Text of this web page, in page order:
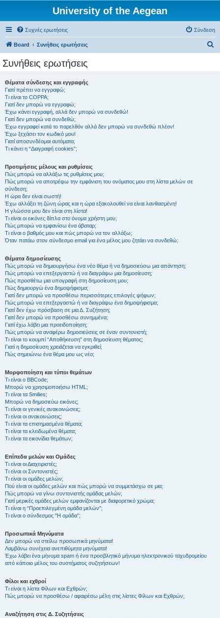
University of the Aegean
Συχνές ερωτήσεις Σύνδεση
Board Συνήθεις ερωτήσεις
Συνήθεις ερωτήσεις
Θέματα σύνδεσης και εγγραφής
Γιατί πρέπει να εγγραφώ;
Τι είναι το COPPA;
Γιατί δεν μπορώ να εγγραφώ;
Έχω κάνει εγγραφή, αλλά δεν μπορώ να συνδεθώ!
Γιατί δεν μπορώ να συνδεθώ;
Έχω εγγραφεί κατά το παρελθόν αλλά δεν μπορώ να συνδεθώ πλέον!
Έχω ξεχάσει τον κωδικό μου!
Γιατί αποσυνδέομαι αυτόματα;
Τι κάνει η “Διαγραφή cookies”;
Προτιμήσεις μέλους και ρυθμίσεις
Πώς μπορώ να αλλάξω τις ρυθμίσεις μου;
Πώς μπορώ να αποτρέψω την εμφάνιση του ονόματος μου στη λίστα μελών σε
σύνδεση;
Η ώρα δεν είναι σωστή!
Έχω αλλάξει τη ζώνη ώρας και η ώρα εξακολουθεί να είναι λανθασμένη!
Η γλώσσα μου δεν είναι στη λίστα!
Τι είναι οι εικόνες δίπλα στο όνομα χρήστη μου;
Πώς μπορώ να εμφανίσω ένα άβαταρ;
Τι είναι ο βαθμός μου και πώς μπορώ να τον αλλάξω;
Όταν πατάω στον σύνδεσμο email για ένα μέλος μου ζητάει να συνδεθώ;
Θέματα δημοσίευσης
Πώς μπορώ να δημιουργήσω ένα νέο θέμα ή να δημοσιεύσω μια απάντηση;
Πώς μπορώ να επεξεργαστώ ή να διαγράψω μια δημοσίευση;
Πώς προσθέτω μια υπογραφή στη δημοσίευση μου;
Πώς δημιουργώ ένα δημοψήφισμα;
Γιατί δεν μπορώ να προσθέσω περισσότερες επιλογές ψήφων;
Πώς μπορώ να επεξεργαστώ ή να διαγράψω ένα δημοψήφισμα;
Γιατί δεν έχω πρόσβαση σε μια Δ. Συζήτηση;
Γιατί δεν μπορώ να προσθέσω συνημμένα;
Γιατί έχω λάβει μια προειδοποίηση;
Πώς μπορώ να αναφέρω δημοσιεύσεις σε έναν συντονιστή;
Τι είναι το κουμπί “Αποθήκευση” στη δημοσίευση θέματος;
Γιατί η δημοσίευση χρειάζεται να εγκριθεί;
Πώς σημειώνω ένα θέμα μου ως νέο;
Μορφοποίηση και τύποι θεμάτων
Τι είναι ο BBCode;
Μπορώ να χρησιμοποιήσω HTML;
Τι είναι τα Smilies;
Μπορώ να δημοσιεύω εικόνες;
Τι είναι οι γενικές ανακοινώσεις;
Τι είναι οι ανακοινώσεις;
Τι είναι τα επισημασμένα θέματα;
Τι είναι τα κλειδωμένα θέματα;
Τι είναι τα εικονίδια θεμάτων;
Επίπεδα μελών και Ομάδες
Τι είναι οι Διαχειριστές;
Τι είναι οι Συντονιστές;
Τι είναι οι ομάδες μελών;
Πού είναι οι ομάδες μελών και πώς μπορώ να συμμετάσχω σε μια;
Πώς μπορώ να γίνω συντονιστής ομάδας μελών;
Γιατί μερικές ομάδες μελών εμφανίζονται με διαφορετικό χρώμα;
Τι είναι η “Προεπιλεγμένη ομάδα μελών”;
Τι είναι ο σύνδεσμος "Η ομάδα”;
Προσωπικά Μηνύματα
Δεν μπορώ να στείλω προσωπικά μηνύματα!
Λαμβάνω συνέχεια ανεπιθύμητα μηνύματα!
Έχω λάβει ένα μήνυμα spam ή ένα προσβλητικό μήνυμα ηλεκτρονικού ταχυδρομείου
από κάποιο μέλος του συστήματος συζητήσεων!
Φίλοι και εχθροί
Τι είναι η λίστα Φίλων και Εχθρών;
Πώς μπορώ να προσθέσω / αφαιρέσω μέλη στις λίστες Φίλων και Εχθρών;
Αναζήτηση στις Δ. Συζητήσεις